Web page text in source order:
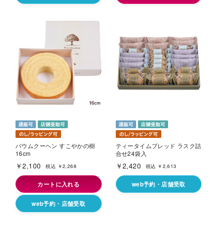
バウムクーヘン すこやかの樹
16cm
￥2,100 税込 ￥2,268
カートに入れる
web予約・店舗受取
ティータイムブレッド ラスク詰
合せ24袋入
￥2,420 税込 ￥2,613
web予約・店舗受取
岳や末広がりを意味す
やつ時」という意味を込
雄大な八ヶ岳山麓の自
れる、こだわりのスイー
い。
海外 Overseas shops
UAE
Thailand
Vietnam